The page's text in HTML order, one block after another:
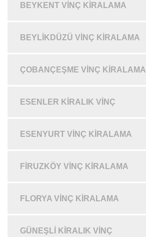
BEYKENT VINÇ KIRALAMA
BEYLIKDÜZÜ VINÇ KIRALAMA
ÇOBANÇEŞME VINÇ KIRALAMA
ESENLER KIRALIK VINÇ
ESENYURT VINÇ KIRALAMA
FIRUZKÖY VINÇ KIRALAMA
FLORYA VINÇ KIRALAMA
GÜNEŞLI KIRALIK VINÇ